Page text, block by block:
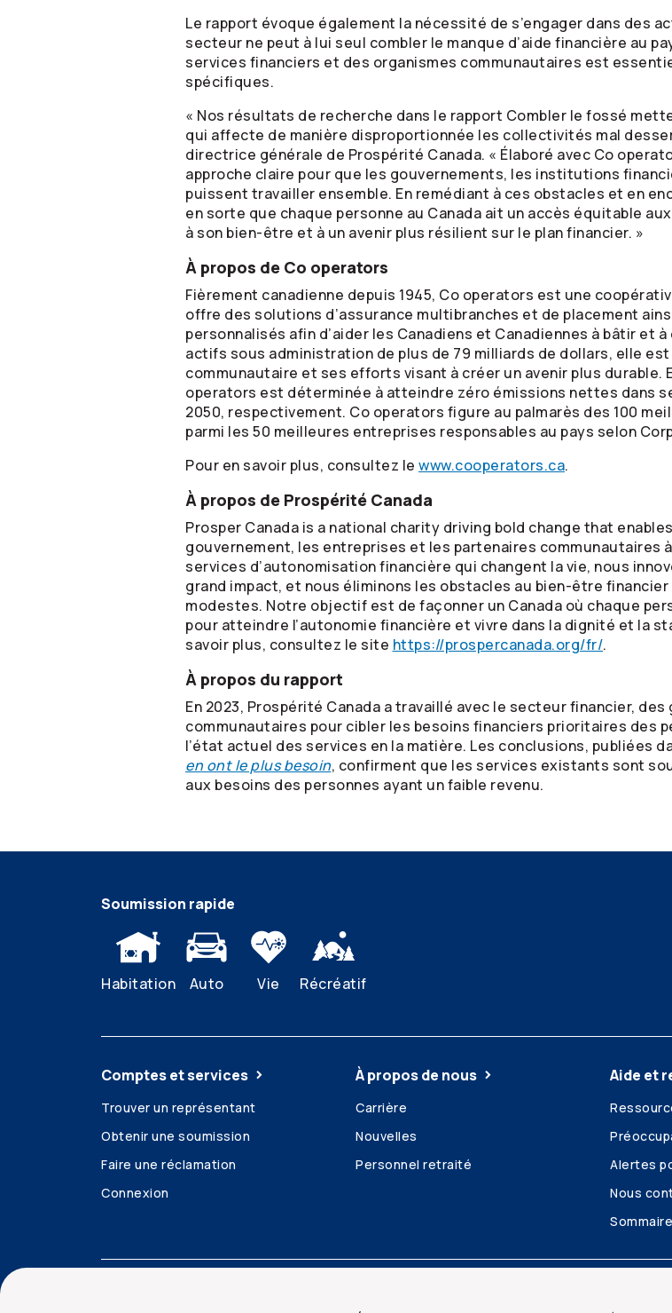
Le rapport évoque également la nécessité de s’engager dans des
secteur ne peut à lui seul combler le manque d’aide financière au
services financiers et des organismes communautaires est
spécifiques.
« Nos résultats de recherche dans le rapport Combler le fossé
qui affecte de manière disproportionnée les collectivités mal
directrice générale de Prospérité Canada. « Élaboré avec Co
approche claire pour que les gouvernements, les institutions
puissent travailler ensemble. En remédiant à ces obstacles et en
en sorte que chaque personne au Canada ait un accès équitable
à son bien-être et à un avenir plus résilient sur le plan financier. »
À propos de Co operators
Fièrement canadienne depuis 1945, Co operators est une
offre des solutions d’assurance multibranches et de placement
personnalisés afin d’aider les Canadiens et Canadiennes à bâtir et
actifs sous administration de plus de 79 milliards de dollars, elle
communautaire et ses efforts visant à créer un avenir plus durable.
operators est déterminée à atteindre zéro émissions nettes dans
2050, respectivement. Co operators figure au palmarès des 100
parmi les 50 meilleures entreprises responsables au pays selon
Pour en savoir plus, consultez le www.cooperators.ca.
À propos de Prospérité Canada
Prosper Canada is a national charity driving bold change that
gouvernement, les entreprises et les partenaires communautaires
services d’autonomisation financière qui changent la vie, nous
grand impact, et nous éliminons les obstacles au bien-être
modestes. Notre objectif est de façonner un Canada où chaque
pour atteindre l’autonomie financière et vivre dans la dignité et la
savoir plus, consultez le site https://prospercanada.org/fr/.
À propos du rapport
En 2023, Prospérité Canada a travaillé avec le secteur financier,
communautaires pour cibler les besoins financiers prioritaires des
l’état actuel des services en la matière. Les conclusions, publiées
en ont le plus besoin, confirment que les services existants sont
aux besoins des personnes ayant un faible revenu.
Soumission rapide
Habitation Auto Vie Récréatif
Comptes et services
Trouver un représentant
Obtenir une soumission
Faire une réclamation
Connexion
À propos de nous
Carrière
Nouvelles
Personnel retraité
Aide et
Alertes
Nous